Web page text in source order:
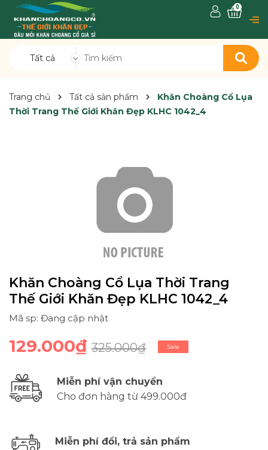
Tất cả
0
Trang chủ Tất cả sản phẩm
Khăn Choàng Cổ Lụa
Thời Trang Thế Giới Khăn Đẹp KLHC 1042_4
Khăn Choàng Cổ Lụa Thời Trang
Thế Giới Khăn Đẹp KLHC 1042_4
Mã sp: Đang cập nhật
129.000₫ 325.000₫ Sale
Miễn phí vận chuyển
Cho đơn hàng từ 499.000đ
Miễn phí đổi, trả sản phẩm